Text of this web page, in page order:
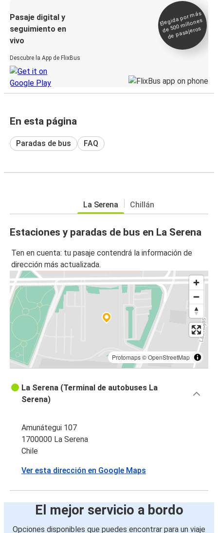
Pasaje digital y
seguimiento en
vivo
Descubre la App de FlixBus
Elegida por
más
de 500
millones
de pasajeros
En esta página
Paradas de bus FAQ
La Serena Chillán
Estaciones y paradas de bus en La Serena
Ten en cuenta: tu pasaje contendrá la información de
dirección más actualizada.
Protomaps©OpenStreetMap
La Serena (Terminal de autobuses La
Serena)
Amunátegui 107
1700000 La Serena
Chile
Ver esta dirección en Google Maps
El mejor servicio a bordo
Opciones disponibles que puedes encontrar para un viaje